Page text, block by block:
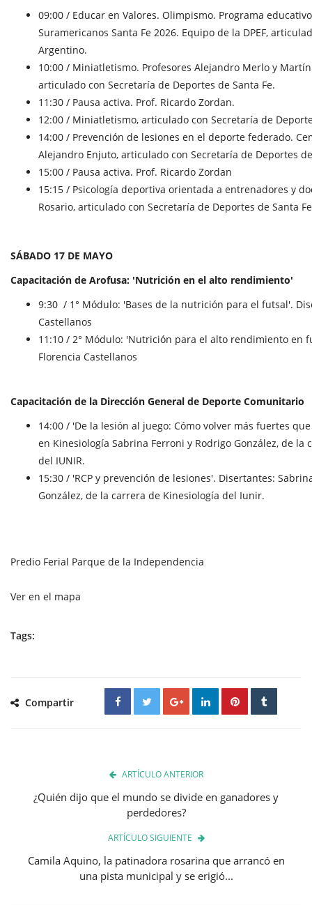
09:00 / Educar en Valores. Olimpismo. Programa
Suramericanos Santa Fe 2026. Equipo de la DPEF,
Argentino.
10:00 / Miniatletismo. Profesores Alejandro Merlo y
articulado con Secretaría de Deportes de Santa Fe.
11:30 / Pausa activa. Prof. Ricardo Zordan.
12:00 / Miniatletismo, articulado con Secretaría de
14:00 / Prevención de lesiones en el deporte federado.
Alejandro Enjuto, articulado con Secretaría de Deportes
15:00 / Pausa activa. Prof. Ricardo Zordan
15:15 / Psicología deportiva orientada a entrenadores y
Rosario, articulado con Secretaría de Deportes de Santa
SÁBADO 17 DE MAYO
Capacitación de Arofusa: 'Nutrición en el alto rendimiento'
9:30 / 1° Módulo: 'Bases de la nutrición para el futsal'.
Castellanos
11:10 / 2° Módulo: 'Nutrición para el alto rendimiento en
Florencia Castellanos
Capacitación de la Dirección General de Deporte Comunitario
14:00 / 'De la lesión al juego: Cómo volver más fuertes
en Kinesiología Sabrina Ferroni y Rodrigo González, de la
del IUNIR.
15:30 / 'RCP y prevención de lesiones'. Disertantes:
González, de la carrera de Kinesiología del Iunir.
Predio Ferial Parque de la Independencia
Ver en el mapa
Tags:
Compartir
ARTÍCULO ANTERIOR
¿Quién dijo que el mundo se divide en ganadores y
perdedores?
ARTÍCULO SIGUIENTE
Camila Aquino, la patinadora rosarina que arrancó en
una pista municipal y se erigió...